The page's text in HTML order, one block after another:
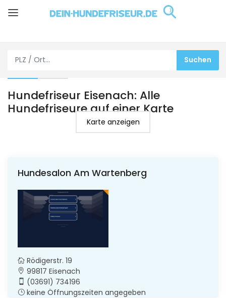
Hundefriseur Eisenach: Alle
Hundefriseure auf einer Karte
Karte anzeigen
Hundesalon Am Wartenberg
Rödigerstr. 19
99817 Eisenach
(03691) 734196
keine Öffnungszeiten angegeben